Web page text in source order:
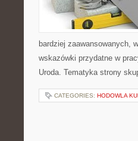
bardziej zaawansowanych,
wskazówki przydatne w
Uroda. Tematyka strony
CATEGORIES: HODOWLA